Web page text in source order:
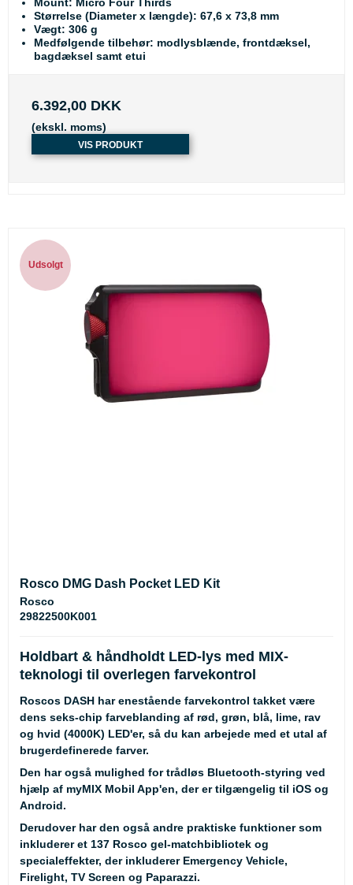
Størrelse (Diameter x længde): 67,6 x 73,8 mm
Vægt: 306 g
Medfølgende tilbehør: modlysblænde, frontdæksel,
bagdæksel samt etui
6.392,00 DKK
(ekskl. moms)
VIS PRODUKT
Udsolgt
Rosco DMG Dash Pocket LED Kit
Rosco
29822500K001
Holdbart & håndholdt LED-lys med MIX-
teknologi til overlegen farvekontrol
Roscos DASH har enestående farvekontrol takket være
dens seks-chip farveblanding af rød, grøn, blå, lime, rav
og hvid (4000K) LED'er, så du kan arbejede med et utal af
brugerdefinerede farver.
Den har også mulighed for trådløs Bluetooth-styring ved
hjælp af myMIX Mobil App'en, der er tilgængelig til iOS og
Android.
Derudover har den også andre praktiske funktioner som
inkluderer et 137 Rosco gel-matchbibliotek og
specialeffekter, der inkluderer Emergency Vehicle,
Firelight, TV Screen og Paparazzi.